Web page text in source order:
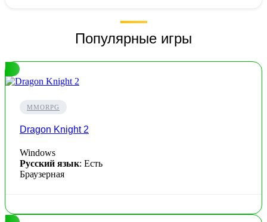
Популярные игры
MMORPG
Dragon Knight 2
Windows
Русский язык: Есть
Браузерная